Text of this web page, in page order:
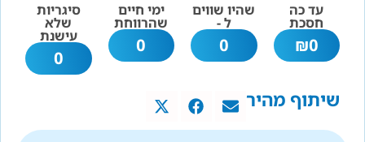
עד כה
חסכת
0
₪
שהיו שווים
ל -
0
ימי חיים
שהרווחת
0
סיגריות
שלא
עישנת
0
שיתוף מהיר